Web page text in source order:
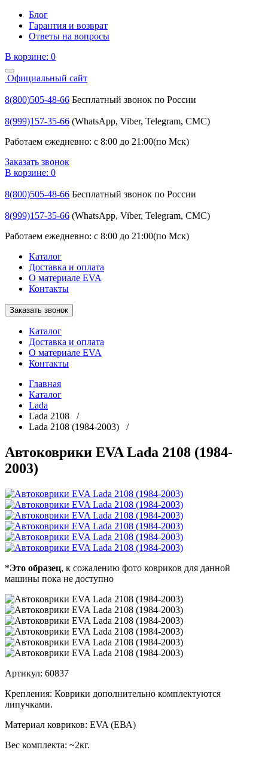
Блог
Гарантия и возврат
Ответы на вопросы
В корзине: 0
Официальный сайт
8(800)505-48-66 Бесплатный звонок по России
8(999)157-35-66 (WhatsApp, Viber, Telegram, СМС)
Работаем ежедневно: с 8:00 до 21:00(по Мск)
Заказать звонок
В корзине: 0
8(800)505-48-66 Бесплатный звонок по России
8(999)157-35-66 (WhatsApp, Viber, Telegram, СМС)
Работаем ежедневно: с 8:00 до 21:00(по Мск)
Каталог
Доставка и оплата
О материале EVA
Контакты
Заказать звонок
Каталог
Доставка и оплата
О материале EVA
Контакты
Главная
Каталог
Lada
Lada 2108 /
Lada 2108 (1984-2003) /
Автоковрики EVA Lada 2108 (1984-
2003)
*Это образец, к сожалению фото ковриков для данной
машины пока не доступно
Артикул: 60837
Крепления: Коврики дополнительно комплектуются
липучками.
Материал ковриков: EVA (ЕВА)
Вес комплекта: ~2кг.